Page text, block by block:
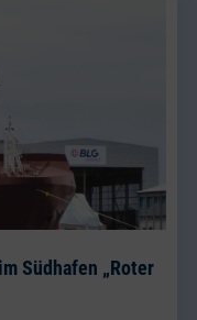
Südhafen „Roter